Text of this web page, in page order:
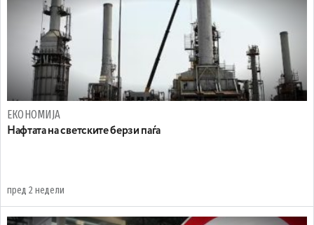
ЕКОНОМИЈА
Нафтата на светските берзи паѓа
пред 2 недели